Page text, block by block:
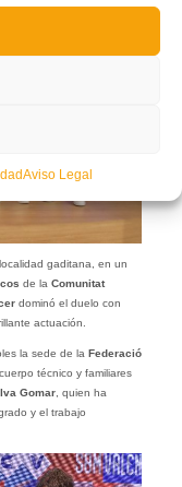
Aviso Legal
gaditana, en un
de la Comunitat
dominó el duelo con
actuación.
la sede de la Federació
técnico y familiares
Gomar, quien ha
y el trabajo